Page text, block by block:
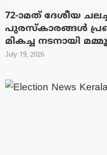
72-ാമത് ദേശീയ
പുരസ്‌കാരങ്ങള്‍
മികച്ച നടനായി
July 19, 2026